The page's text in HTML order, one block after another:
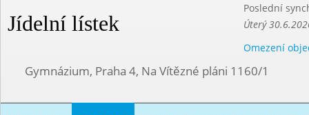
Jídelní lístek
Poslední
Úterý
Omezení
Gymnázium, Praha 4, Na Vítězné pláni 1160/1